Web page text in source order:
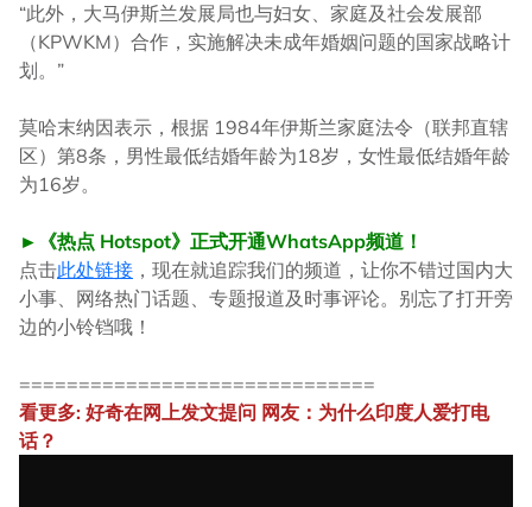
“此外，大马伊斯兰发展局也与妇女、家庭及社会发展部
（KPWKM）合作，实施解决未成年婚姻问题的国家战略计
划。”
莫哈末纳因表示，根据 1984年伊斯兰家庭法令（联邦直辖
区）第8条，男性最低结婚年龄为18岁，女性最低结婚年龄
为16岁。
►《热点 Hotspot》正式开通WhatsApp频道！
点击此处链接 ，现在就追踪我们的频道，让你不错过国内大
小事、网络热门话题、专题报道及时事评论。别忘了打开旁
边的小铃铛哦！
==============================
看更多: 好奇在网上发文提问 网友：为什么印度人爱打电
话？